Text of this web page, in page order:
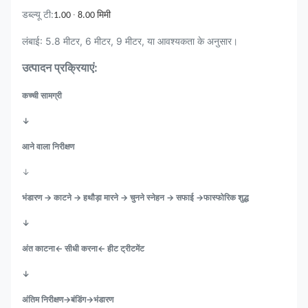
डब्ल्यू टी:1.00 ∙ 8.00 मिमी
लंबाई: 5.8 मीटर, 6 मीटर, 9 मीटर, या आवश्यकता के अनुसार।
उत्पादन प्रक्रियाएं:
कच्ची सामग्री
↓
आने वाला निरीक्षण
↓
भंडारण → काटने → हथौड़ा मारने → चुनने स्नेहन → सफाई →फास्फोरिक शुद्ध
↓
अंत काटना← सीधी करना← हीट ट्रीटमेंट
↓
अंतिम निरीक्षण→बंडिंग→भंडारण